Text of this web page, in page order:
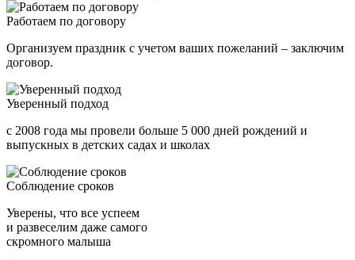
Работаем по договору
Организуем праздник с учетом ваших пожеланий – заключим
договор.
Уверенный подход
с 2008 года мы провели больше 5 000 дней рождений и
выпускных в детских садах и школах
Соблюдение сроков
Уверены, что все успеем
и развеселим даже самого
скромного малыша